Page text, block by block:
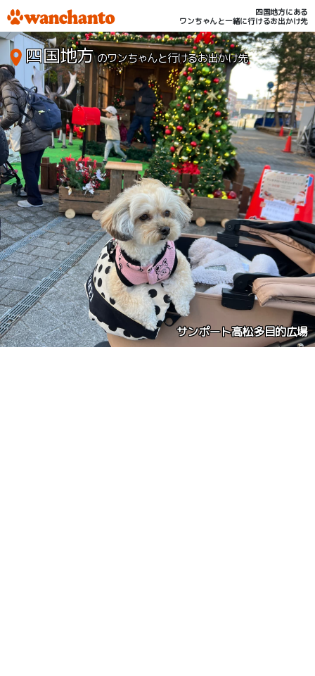
四国地方にある
ワンちゃんと一緒に行けるお出かけ先
サンポート高松多目的広場
四国地方のワンちゃんと行けるお出かけ先